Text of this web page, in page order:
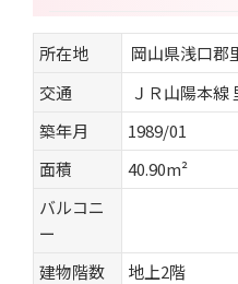
所在地
岡山県浅口
交通
ＪＲ山陽本線
築年月
1989/01
面積
40.90m²
バルコニ
ー
建物階数 地上2階